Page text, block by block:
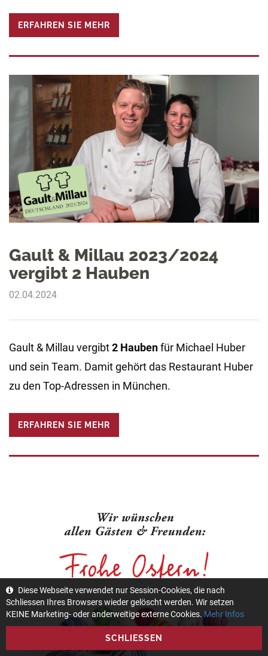
ERFAHREN SIE MEHR
Gault & Millau 2023/2024
vergibt 2 Hauben
02.04.2024
Gault & Millau vergibt2 Haubenfür Michael Huber
und sein Team. Damit gehört das Restaurant Huber
zu den Top-Adressen in München.
ERFAHREN SIE MEHR
Diese Webseite verwendet nur Session-Cookies, die nach
Schliessen Ihres Browsers wieder gelöscht werden. Wir setzen
KEINE Marketing- oder anderweitige externe Cookies. Mehr Infos
SCHLIESSEN